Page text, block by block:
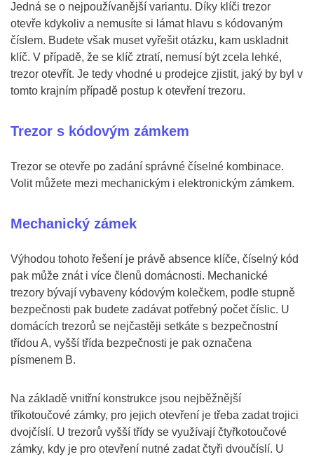
Jedná se o nejpoužívanější variantu. Díky klíči trezor
otevře kdykoliv a nemusíte si lámat hlavu s kódovaným
číslem. Budete však muset vyřešit otázku, kam uskladnit
klíč. V případě, že se klíč ztratí, nemusí být zcela lehké,
trezor otevřít. Je tedy vhodné u prodejce zjistit, jaký by byl v
tomto krajním případě postup k otevření trezoru.
Trezor s kódovým zámkem
Trezor se otevře po zadání správné číselné kombinace.
Volit můžete mezi mechanickým i elektronickým zámkem.
Mechanický zámek
Výhodou tohoto řešení je právě absence klíče, číselný kód
pak může znát i více členů domácnosti. Mechanické
trezory bývají vybaveny kódovým kolečkem, podle stupně
bezpečnosti pak budete zadávat potřebný počet číslic. U
domácích trezorů se nejčastěji setkáte s bezpečnostní
třídou A, vyšší třída bezpečnosti je pak označena
písmenem B.
Na základě vnitřní konstrukce jsou nejběžnější
tříkotoučové zámky, pro jejich otevření je třeba zadat trojici
dvojčíslí. U trezorů vyšší třídy se využívají čtyřkotoučové
zámky, kdy je pro otevření nutné zadat čtyři dvoučíslí. U